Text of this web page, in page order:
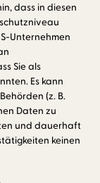
dass in diesen
Unternehmen
Sie als
Es kann
(z. B.
Daten zu
und dauerhaft
keinen